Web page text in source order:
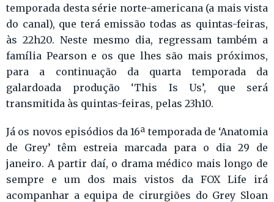
temporada desta série norte-americana (a mais vista
do canal), que terá emissão todas as quintas-feiras,
às 22h20. Neste mesmo dia, regressam também a
família Pearson e os que lhes são mais próximos,
para a continuação da quarta temporada da
galardoada produção ‘This Is Us’, que será
transmitida às quintas-feiras, pelas 23h10.
Já os novos episódios da 16ª temporada de ‘Anatomia
de Grey’ têm estreia marcada para o dia 29 de
janeiro. A partir daí, o drama médico mais longo de
sempre e um dos mais vistos da FOX Life irá
acompanhar a equipa de cirurgiões do Grey Sloan